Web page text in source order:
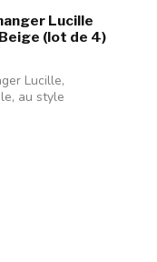
Lucille
(lot de 4)
Lucille,
au style